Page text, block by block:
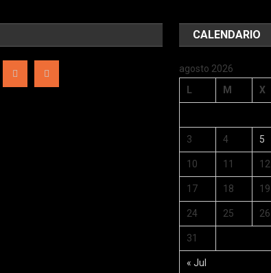
CALENDARIO
agosto 2026
L
M X
« Jul
3 4 5
10 11 12
17 18 19
24 25 26
31